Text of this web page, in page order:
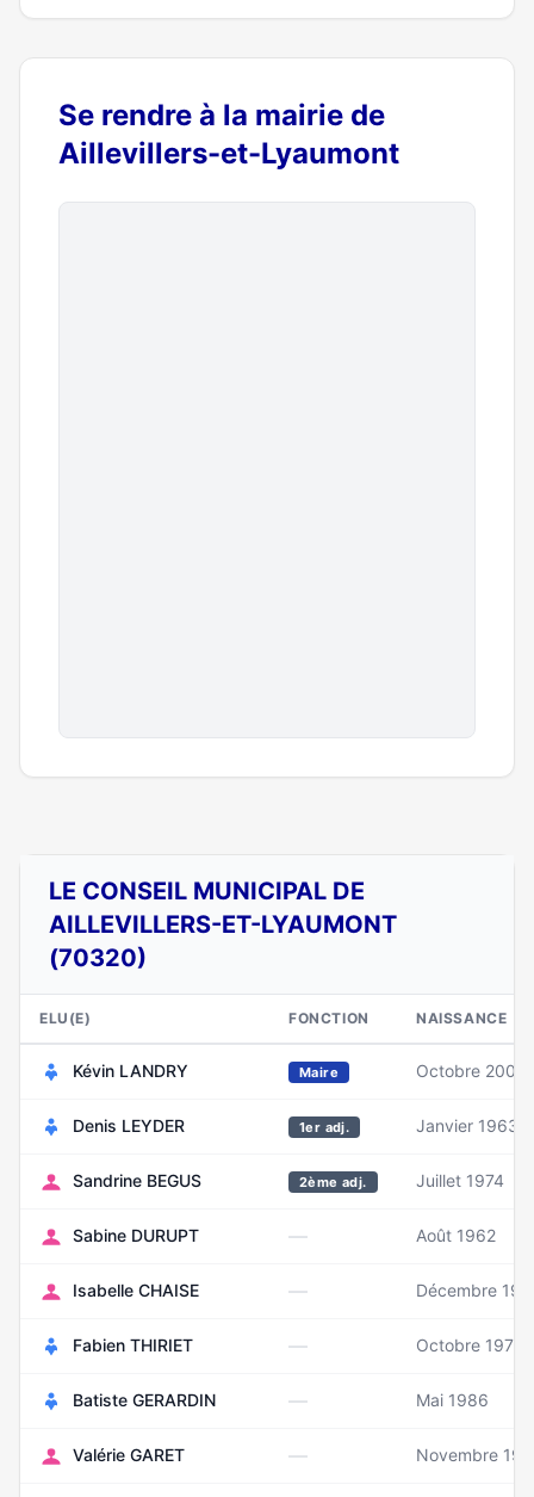
Se rendre à la mairie de
Aillevillers-et-Lyaumont
LE CONSEIL MUNICIPAL DE
AILLEVILLERS-ET-LYAUMONT
(70320)
ELU(E) FONCTION NAISSANCE
Kévin LANDRY Maire Octobre 2000
Denis LEYDER 1er adj. Janvier 1963
Sandrine BEGUS 2ème adj. Juillet 1974
Sabine DURUPT — Août 1962
Isabelle CHAISE — Décembre
Fabien THIRIET — Octobre 1970
Batiste GERARDIN — Mai 1986
Valérie GARET — Novembre